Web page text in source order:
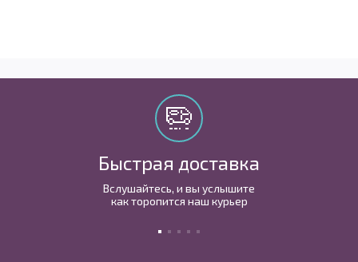
Быстрая доставка
Вслушайтесь, и вы услышите
как торопится наш курьер